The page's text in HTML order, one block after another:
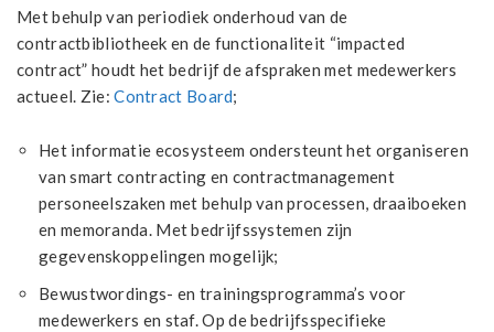
Met behulp van periodiek onderhoud van de
contractbibliotheek en de functionaliteit “impacted
contract” houdt het bedrijf de afspraken met medewerkers
actueel. Zie:Contract Board;
Het informatie ecosysteem ondersteunt het organiseren
van smart contracting en contractmanagement
personeelszaken met behulp van processen, draaiboeken
en memoranda. Met bedrijfssystemen zijn
gegevenskoppelingen mogelijk;
Bewustwordings- en trainingsprogramma’s voor
medewerkers en staf. Op de bedrijfsspecifieke